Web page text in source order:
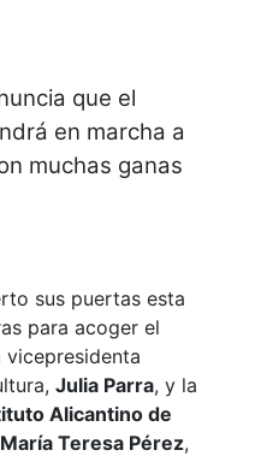
que el
en marcha a
muchas ganas
sus puertas esta
para acoger el
vicepresidenta
Julia Parra, y la
Alicantino de
María Teresa Pérez,